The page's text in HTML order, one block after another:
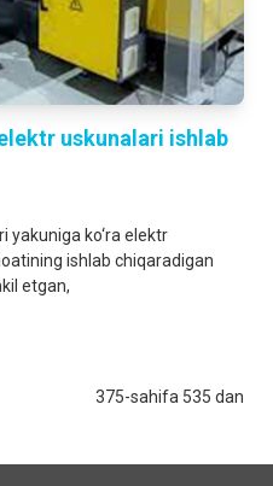
uskunalari ishlab
yakuniga ko‘ra elektr
ishlab chiqaradigan
etgan,
375-sahifa 535 dan